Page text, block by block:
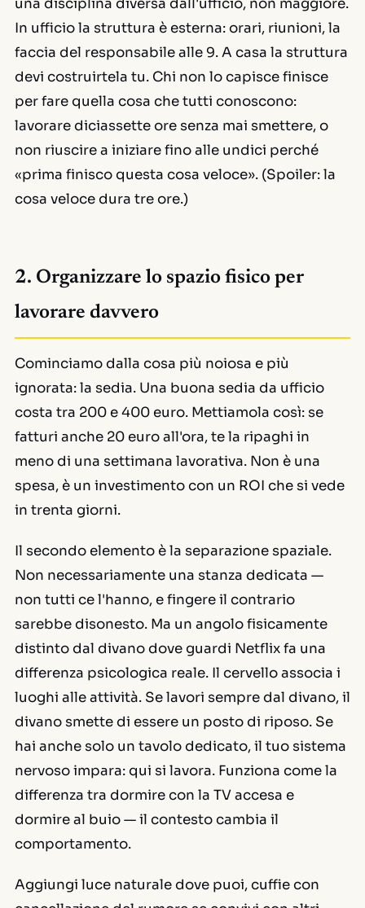
una disciplina diversa dall'ufficio, non maggiore.
In ufficio la struttura è esterna: orari, riunioni, la
faccia del responsabile alle 9. A casa la struttura
devi costruirtela tu. Chi non lo capisce finisce
per fare quella cosa che tutti conoscono:
lavorare diciassette ore senza mai smettere, o
non riuscire a iniziare fino alle undici perché
«prima finisco questa cosa veloce». (Spoiler: la
cosa veloce dura tre ore.)
2. Organizzare lo spazio fisico per
lavorare davvero
Cominciamo dalla cosa più noiosa e più
ignorata: la sedia. Una buona sedia da ufficio
costa tra 200 e 400 euro. Mettiamola così: se
fatturi anche 20 euro all'ora, te la ripaghi in
meno di una settimana lavorativa. Non è una
spesa, è un investimento con un ROI che si vede
in trenta giorni.
Il secondo elemento è la separazione spaziale.
Non necessariamente una stanza dedicata —
non tutti ce l'hanno, e fingere il contrario
sarebbe disonesto. Ma un angolo fisicamente
distinto dal divano dove guardi Netflix fa una
differenza psicologica reale. Il cervello associa i
luoghi alle attività. Se lavori sempre dal divano, il
divano smette di essere un posto di riposo. Se
hai anche solo un tavolo dedicato, il tuo sistema
nervoso impara: qui si lavora. Funziona come la
differenza tra dormire con la TV accesa e
dormire al buio — il contesto cambia il
comportamento.
Aggiungi luce naturale dove puoi, cuffie con